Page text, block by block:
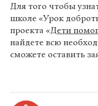
Для того чтобы
школе «Урок
проекта «Дети
найдете всю
сможете оставить